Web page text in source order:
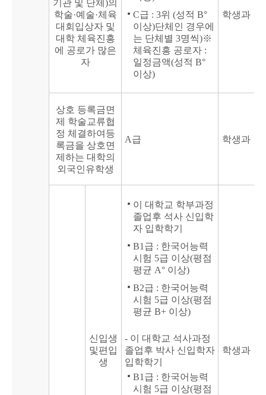
기관 및 단체)의
학술·예술·체육
대회입상자 및
대학 체육진흥
에 공로가 많은
자
C급 : 3위 (성적 B°
이상)단체인 경우에
는 단체별 3명씩)※
체육진흥 공로자 :
일정금액(성적 B°
이상)
학생과
상호 등록금면
제 학술교류협
정 체결하여등
록금을 상호면
제하는 대학의
외국인유학생
A급 학생과
신입생
및편입
생
이 대학교 학부과정
졸업후 석사 신입학
자 입학학기
B1급 : 한국어능력
시험 5급 이상(평점
평균 A° 이상)
B2급 : 한국어능력
시험 5급 이상(평점
평균 B+ 이상)
- 이 대학교 석사과정
졸업후 박사 신입학자
입학학기
B1급 : 한국어능력
시험 5급 이상(평점
학생과